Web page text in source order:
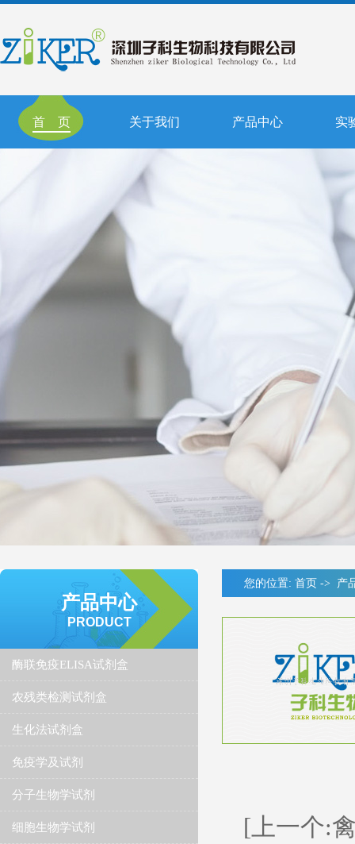
首 页 关于我们 产品中心 实
产品中心
PRODUCT
酶联免疫ELISA试剂盒
农残类检测试剂盒
生化法试剂盒
免疫学及试剂
分子生物学试剂
细胞生物学试剂
您的位置: 首页 -> 产
[上一个: